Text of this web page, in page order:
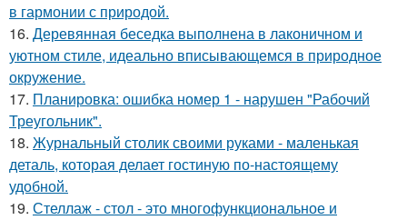
в гармонии с природой.
16. Деревянная беседка выполнена в лаконичном и
уютном стиле, идеально вписывающемся в природное
окружение.
17. Планировка: ошибка номер 1 - нарушен "Рабочий
Треугольник".
18. Журнальный столик своими руками - маленькая
деталь, которая делает гостиную по-настоящему
удобной.
19. Стеллаж - стол - это многофункциональное и